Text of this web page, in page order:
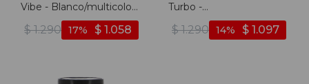
Vibe - Blanco/multicolor
- Blanco-multicolor
$ 1.290 $ 1.058
17
Turbo -
Blanco/multicolor -
Blanco-multicolor
$ 1.290 $ 1.097
14